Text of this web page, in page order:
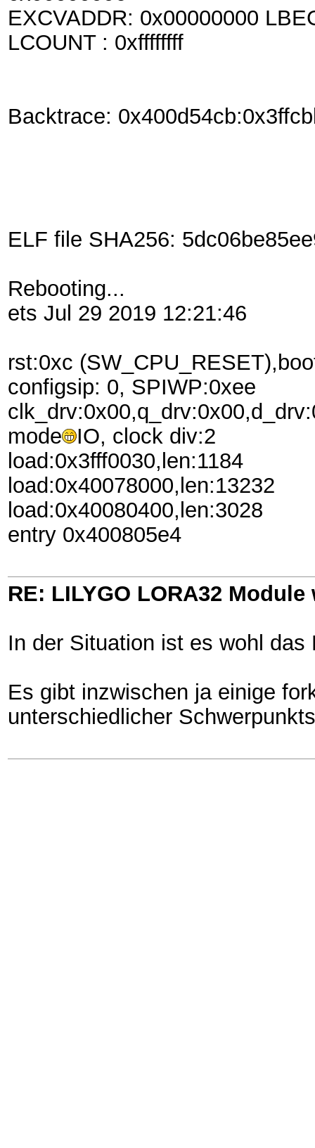
EXCVADDR: 0x00000000
LCOUNT : 0xffffffff
Backtrace:
ELF file SHA256:
Rebooting...
ets Jul 29 2019 12:21:46
rst:0xc
configsip: 0, SPIWP:0xee
mode
IO, clock div:2
load:0x3fff0030,len:1184
load:0x40078000,len:13232
load:0x40080400,len:3028
entry 0x400805e4
RE: LILYGO LORA32 Module
In der Situation ist es wohl
Es gibt inzwischen ja einige
unterschiedlicher